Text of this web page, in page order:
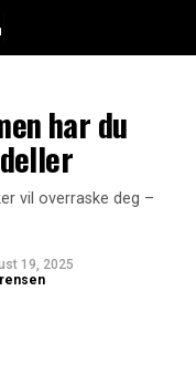
har du
vil overraske deg –
19, 2025